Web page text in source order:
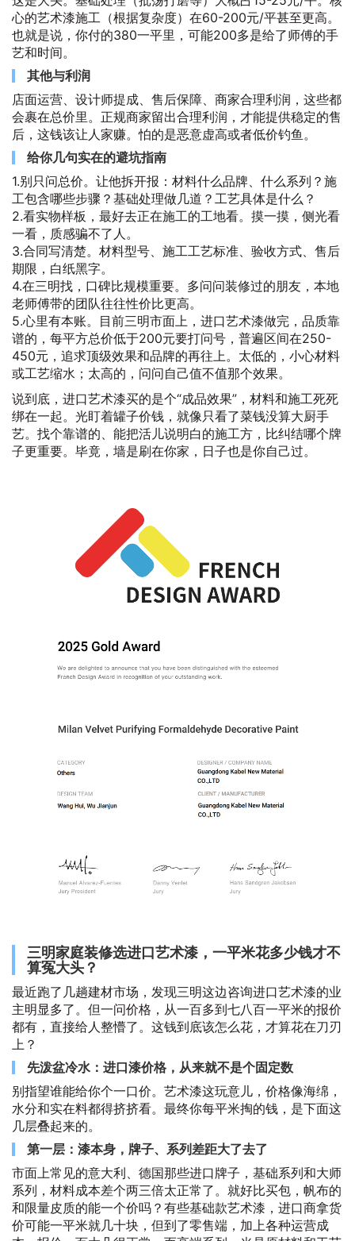
心的艺术漆施工（根据复杂度）在60-200元/平甚至更高。
也就是说，你付的380一平里，可能200多是给了师傅的手
艺和时间。
其他与利润
店面运营、设计师提成、售后保障、商家合理利润，这些都
会裹在总价里。正规商家留出合理利润，才能提供稳定的售
后，这钱该让人家赚。怕的是恶意虚高或者低价钓鱼。
给你几句实在的避坑指南
1.别只问总价。让他拆开报：材料什么品牌、什么系列？施
工包含哪些步骤？基础处理做几道？工艺具体是什么？
2.看实物样板，最好去正在施工的工地看。摸一摸，侧光看
一看，质感骗不了人。
3.合同写清楚。材料型号、施工工艺标准、验收方式、售后
期限，白纸黑字。
4.在三明找，口碑比规模重要。多问问装修过的朋友，本地
老师傅带的团队往往性价比更高。
5.心里有本账。目前三明市面上，进口艺术漆做完，品质靠
谱的，每平方总价低于200元要打问号，普遍区间在250-
450元，追求顶级效果和品牌的再往上。太低的，小心材料
或工艺缩水；太高的，问问自己值不值那个效果。
说到底，进口艺术漆买的是个“成品效果”，材料和施工死死
绑在一起。光盯着罐子价钱，就像只看了菜钱没算大厨手
艺。找个靠谱的、能把活儿说明白的施工方，比纠结哪个牌
子更重要。毕竟，墙是刷在你家，日子也是你自己过。
三明家庭装修选进口艺术漆，一平米花多少钱才不
算冤大头？
最近跑了几趟建材市场，发现三明这边咨询进口艺术漆的业
主明显多了。但一问价格，从一百多到七八百一平米的报价
都有，直接给人整懵了。这钱到底该怎么花，才算花在刀刃
上？
先泼盆冷水：进口漆价格，从来就不是个固定数
别指望谁能给你个一口价。艺术漆这玩意儿，价格像海绵，
水分和实在料都得挤挤看。最终你每平米掏的钱，是下面这
几层叠起来的。
第一层：漆本身，牌子、系列差距大了去了
市面上常见的意大利、德国那些进口牌子，基础系列和大师
系列，材料成本差个两三倍太正常了。就好比买包，帆布的
和限量皮质的能一个价吗？有些基础款艺术漆，进口商拿货
价可能一平米就几十块，但到了零售端，加上各种运营成